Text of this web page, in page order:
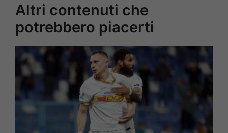
Altri contenuti che
potrebbero piacerti